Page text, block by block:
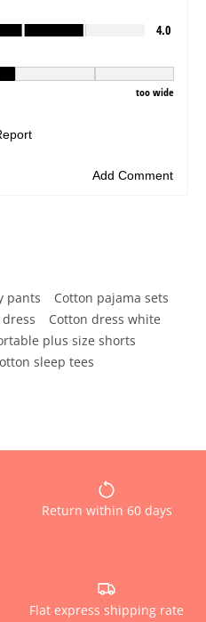
pants
Cotton pajama sets
Cotton dress white
plus size shorts
sleep tees
Return within 60 days
Flat express shipping rate